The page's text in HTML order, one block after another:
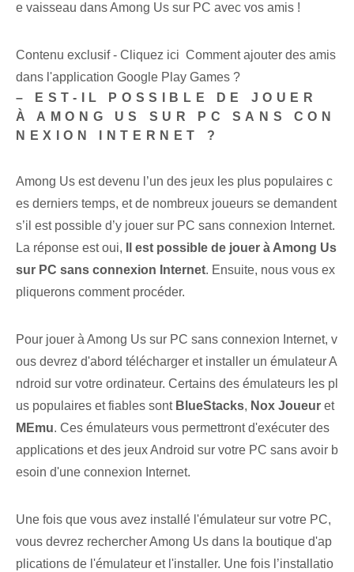
e vaisseau dans Among Us sur PC avec vos amis !
Contenu exclusif - Cliquez ici Comment ajouter des amis
dans l'application Google Play Games ?
– EST-IL POSSIBLE DE JOUER
À AMONG US SUR PC SANS CON
NEXION INTERNET ?
Among Us est devenu l’un des jeux les plus populaires c
es derniers temps, et de nombreux joueurs se demandent
s’il est possible d’y jouer sur PC sans connexion Internet.
La réponse est oui,
Il est possible de jouer à Among Us
sur PC sans connexion Internet. Ensuite, nous vous ex
pliquerons comment procéder.
Pour jouer à Among ⁤Us‍ sur PC ‌sans connexion Internet, v
ous devrez d'abord télécharger ‌et installer un⁢ émulateur A
ndroid⁢⁢ sur votre ordinateur.⁣ Certains des émulateurs les pl
us populaires ‍et ⁢fiables sont BlueStacks,⁢ Nox ⁤Joueur et
MEmu. Ces émulateurs vous permettront d'exécuter des
applications et des jeux Android sur votre PC sans avoir b
esoin d'une connexion Internet.
Une fois que vous avez installé l'émulateur sur votre PC,
vous devrez rechercher Among Us dans la boutique d'ap
plications de l'émulateur et l'installer. Une fois l’installatio